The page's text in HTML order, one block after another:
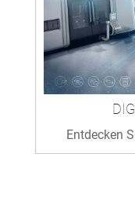
Entdecken